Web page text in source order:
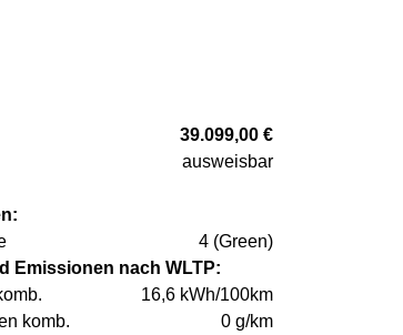
39.099,00 €
ausweisbar
4 (Green)
Emissionen nach WLTP:
16,6 kWh/100km
komb.
0 g/km